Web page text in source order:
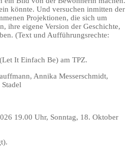
könnte. Und versuchen inmitten der
Projektionen, die sich um
ihre eigene Version der Geschichte,
(Text und Aufführungsrechte:
It Einfach Be) am TPZ.
Annika Messerschmidt,
19.00 Uhr, Sonntag, 18. Oktober